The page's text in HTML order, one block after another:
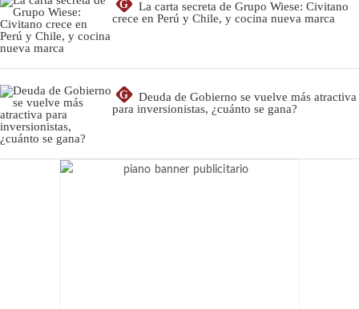
G
La carta secreta de Grupo Wiese: Civitano
crece en Perú y Chile, y cocina nueva marca
G
Deuda de Gobierno se vuelve más atractiva
para inversionistas, ¿cuánto se gana?